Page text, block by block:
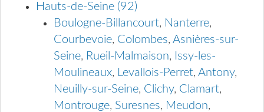
Hauts-de-Seine (92)
Boulogne-Billancourt, Nanterre,
Courbevoie, Colombes, Asnières-sur-
Seine, Rueil-Malmaison, Issy-les-
Moulineaux, Levallois-Perret, Antony,
Neuilly-sur-Seine, Clichy, Clamart,
Montrouge, Suresnes, Meudon,